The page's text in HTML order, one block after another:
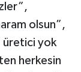
olsun”,
üretici yok
herkesin